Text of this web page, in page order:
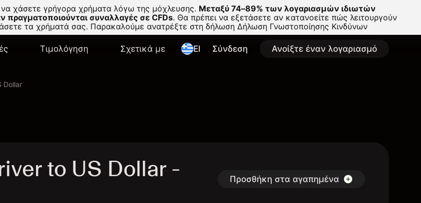
να χάσετε γρήγορα χρήματα λόγω της μόχλευσης. Μεταξύ 74–89% των λογαριασμών ιδιωτών
συναλλαγές σε CFDs. Θα πρέπει να εξετάσετε αν κατανοείτε πώς λειτουργούν
τα χρήματά σας. Παρακαλούμε ανατρέξτε στη δήλωση Δήλωση Γνωστοποίησης Κινδύνων
Τιμολόγηση Σχετικά με El Σύνδεση Ανοίξτε έναν λογαριασμό
Dollar
to US Dollar - Προσθήκη στα αγαπημένα